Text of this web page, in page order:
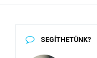
SEGÍTHETÜNK?